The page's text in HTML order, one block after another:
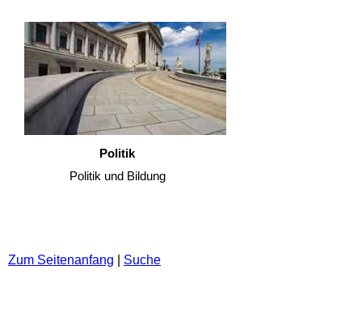
Politik
Politik und Bildung
Zum Seitenanfang Suche